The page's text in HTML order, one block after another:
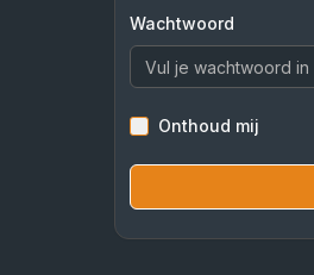
Wachtwoord
Onthoud mij